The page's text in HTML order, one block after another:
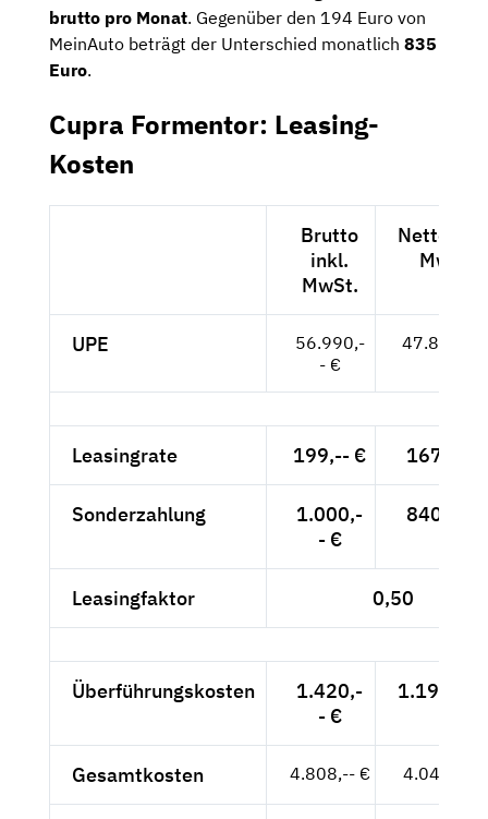
brutto pro Monat. Gegenüber den 194 Euro von
MeinAuto beträgt der Unterschied monatlich 835
Euro.
Cupra Formentor: Leasing-
Kosten
Brutto
inkl.
MwSt.
Netto
MwSt.
UPE
56.990,-
- €
47.891,--
Leasingrate 199,-- € 167,23 €
Sonderzahlung
1.000,-
- €
840,34 €
Leasingfaktor 0,50
Überführungskosten
1.420,-
- €
1.193,28
Gesamtkosten 4.808,-- € 4.040,34